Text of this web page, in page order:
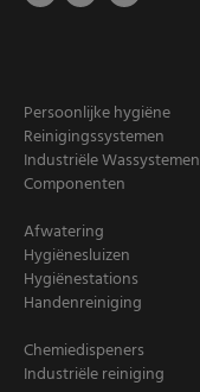
Persoonlijke hygiëne
Reinigingssystemen
Industriële Wassystemen
Componenten
Afwatering
Hygiënesluizen
Hygiënestations
Handenreiniging
Chemiedispeners
Industriële reiniging